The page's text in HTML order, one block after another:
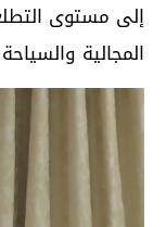
إلى مستوى
المجالية